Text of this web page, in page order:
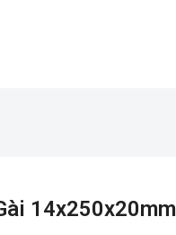
14x250x20mm